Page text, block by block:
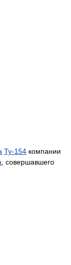
Ту-154 компании
, совершавшего